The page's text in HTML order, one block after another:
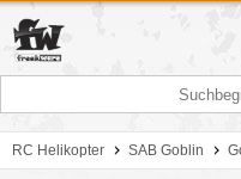
RC Helikopter SAB Goblin